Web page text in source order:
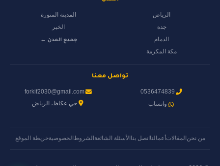
الرياض
جدة
الدمام
مكة المكرمة
المدينة المنورة
الخبر
جميع المدن ←
تواصل معنا
0536474839
واتساب
forkif2030@gmail.com
حي عكاظ، الرياض
من نحنالمقالات أعمالنااتصل بناالأسئلة الشائعةالشروط الخصوصيةخريطة الموقع